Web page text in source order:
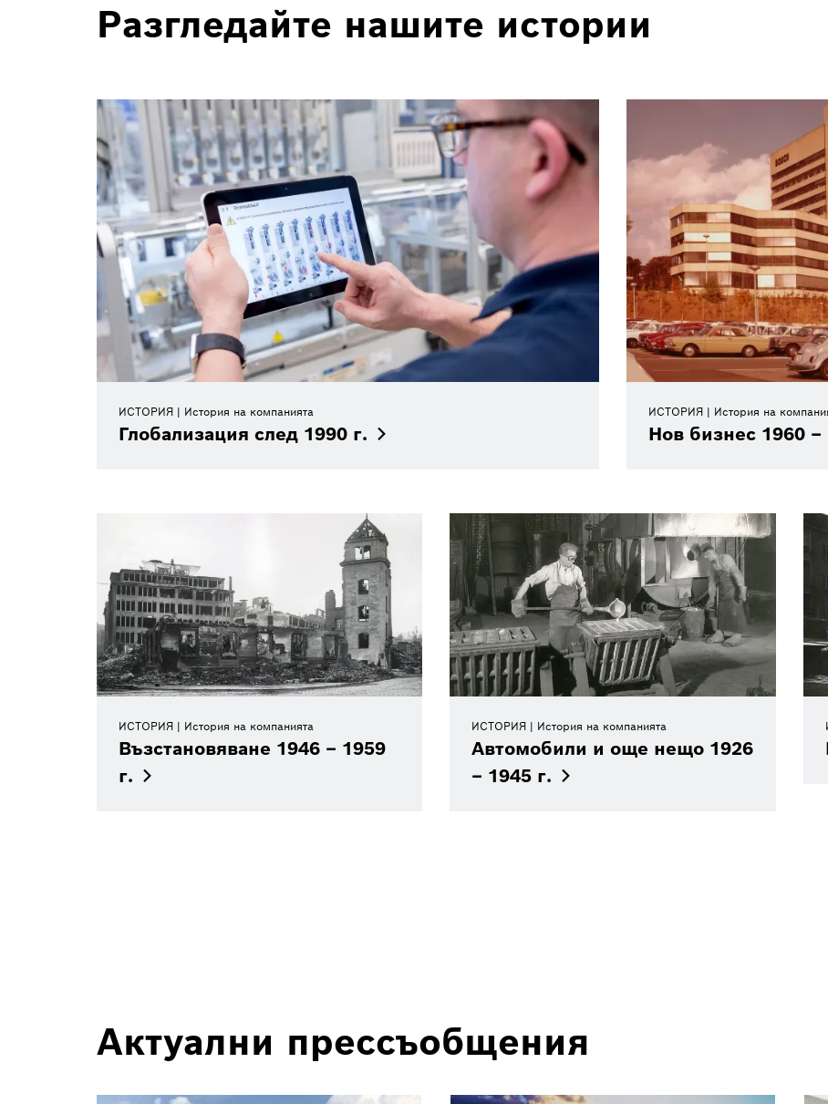
Разгледайте нашите истории
ИСТОРИЯ История на компанията
Глобализация след 1990 г.
ИСТОРИЯ История на
Нов бизнес 1960 –
ИСТОРИЯ История на компанията
Възстановяване 1946 – 1959
г.
ИСТОРИЯ История на компанията
Автомобили и още нещо 1926
– 1945 г.
Актуални прессъобщения